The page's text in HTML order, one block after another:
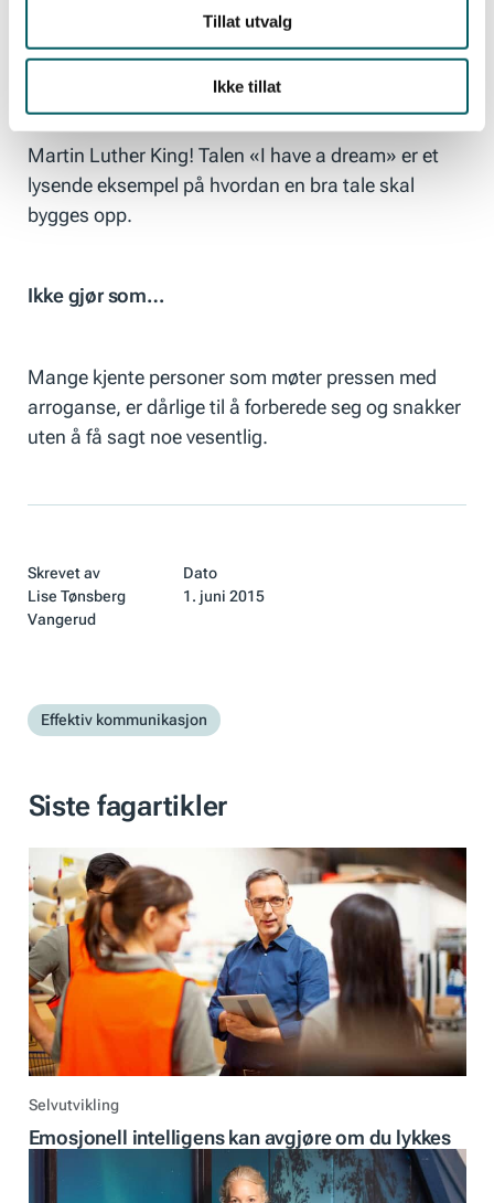
Tillat utvalg
Ikke tillat
Martin Luther King! Talen «I have a dream» er et
lysende eksempel på hvordan en bra tale skal
bygges opp.
Ikke gjør som…
Mange kjente personer som møter pressen med
arroganse, er dårlige til å forberede seg og snakker
uten å få sagt noe vesentlig.
Skrevet av
Lise Tønsberg
Vangerud
Dato
1. juni 2015
Effektiv kommunikasjon
Siste fagartikler
Selvutvikling
Emosjonell intelligens kan avgjøre om du lykkes